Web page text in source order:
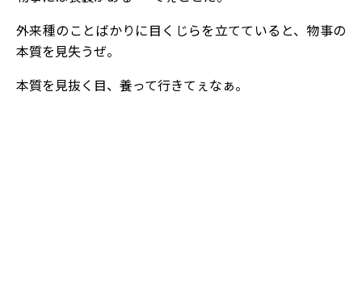
外来種のことばかりに目くじらを立てていると、物事の
本質を見失うぜ。
本質を見抜く目、養って行きてぇなぁ。